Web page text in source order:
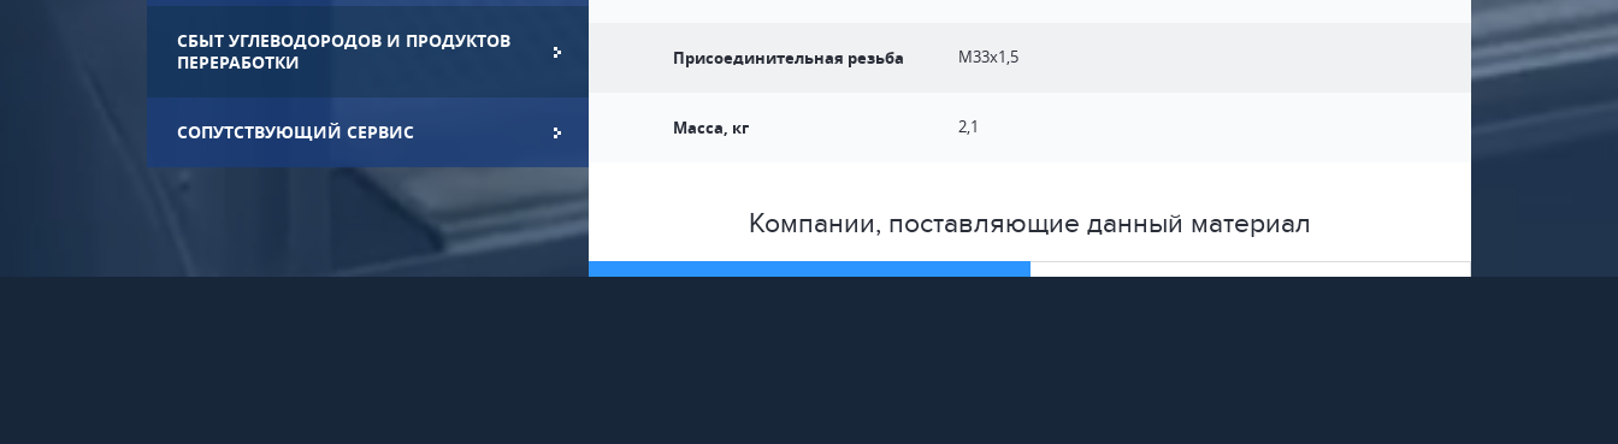
СБЫТ УГЛЕВОДОРОДОВ И ПРОДУКТОВ
ПЕРЕРАБОТКИ
СОПУТСТВУЮЩИЙ СЕРВИС
Присоединительная резьба М33х1,5
Масса, кг 2,1
Компании, поставляющие данный материал
Производители Поставщики